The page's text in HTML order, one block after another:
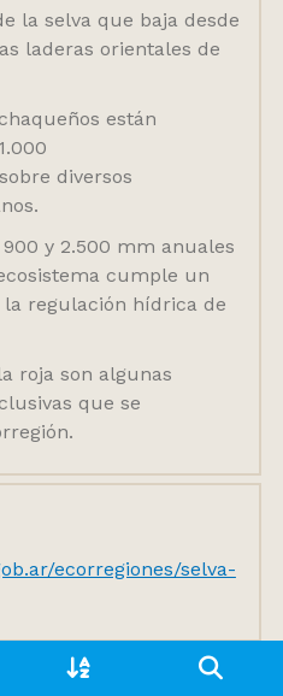
la selva que baja desde
laderas orientales de
están
diversos
y 2.500 mm anuales
cumple un
regulación hídrica de
roja son algunas
que se
ecorregiones/selva-